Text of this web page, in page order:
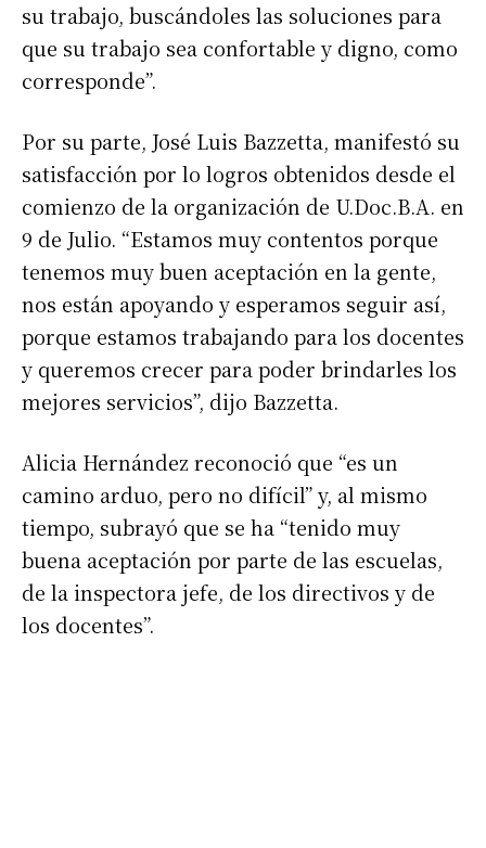
Dirección de correo electrónico *
Nombre
Apellidos
Número de teléfono
su trabajo, buscándoles las soluciones para
que su trabajo sea confortable y digno, como
corresponde”.
Por su parte, José Luis Bazzetta, manifestó su
satisfacción por lo logros obtenidos desde el
comienzo de la organización de U.Doc.B.A. en
9 de Julio. “Estamos muy contentos porque
tenemos muy buen aceptación en la gente,
nos están apoyando y esperamos seguir así,
porque estamos trabajando para los docentes
y queremos crecer para poder brindarles los
mejores servicios”, dijo Bazzetta.
Alicia Hernández reconoció que “es un
camino arduo, pero no difícil” y, al mismo
tiempo, subrayó que se ha “tenido muy
buena aceptación por parte de las escuelas,
de la inspectora jefe, de los directivos y de
los docentes”.